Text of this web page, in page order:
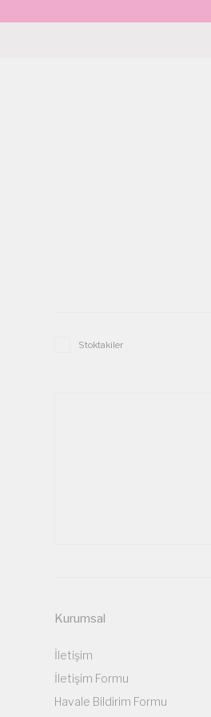
Stoktakiler
Kurumsal
İletişim
İletişim Formu
Havale Bildirim Formu